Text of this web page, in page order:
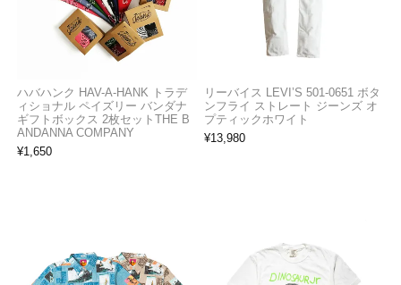
ハバハンク HAV-A-HANK トラデ
ィショナル ペイズリー バンダナ
ギフトボックス 2枚セットTHE B
ANDANNA COMPANY
¥1,650
リーバイス LEVI’S 501-0651 ボタ
ンフライ ストレート ジーンズ オ
プティックホワイト
¥13,980